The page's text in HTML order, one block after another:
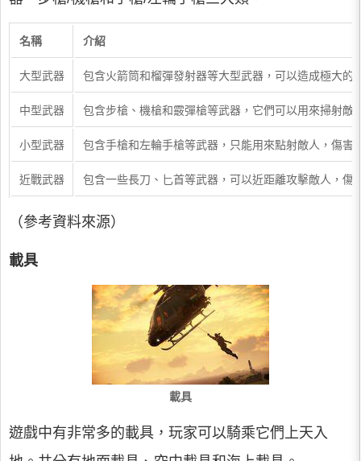
名稱 介紹
大型武器 包含火箭筒和榴彈發射器等大型武器，可以造成極大
中型武器 包含步槍、機槍和霰彈槍等武器，它們可以用來掃射敵
小型武器 包含手槍和左輪手槍等武器，只能用來點射敵人，傷害
近戰武器 包含一些長刀、匕首等武器，可以近距離攻擊敵人，傷
（參考資料來源）
載具
載具
遊戲中有非常多的載具，玩家可以騎乘它們上天入